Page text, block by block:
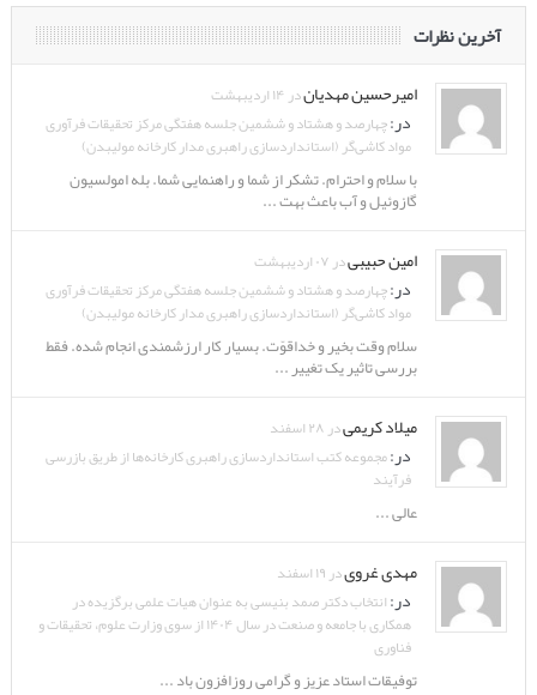
آخرین نظرات
امیرحسین مهدیان در ۱۴ اردیبهشت
در:چهارصد و هشتاد و ششمین جلسه هفتگی مرکز تحقیقات
فرآوری مواد کاشی‌گر (استانداردسازی راهبری مدار کارخانه
مولیبدن)
با سلام و احترام. تشکر از شما و راهنمایی شما. بله
امین حبیبی در ۰۷ اردیبهشت
در:چهارصد و هشتاد و ششمین جلسه هفتگی مرکز تحقیقات
فرآوری مواد کاشی‌گر (استانداردسازی راهبری مدار کارخانه
مولیبدن)
فقط بررسی تاثیر یک تغییر ...
میلاد کریمی
در:مجموعه کتب استانداردسازی راهبری کارخانه‌ها از طریق
عالی ...
مهدی غرویدر ۱۹ اسفند
در:انتخاب دکتر صمد بنیسی به عنوان هیات علمی برگزیده در
همکاری با جامعه و صنعت در سال ۱۴۰۴ از سوی وزارت علوم،